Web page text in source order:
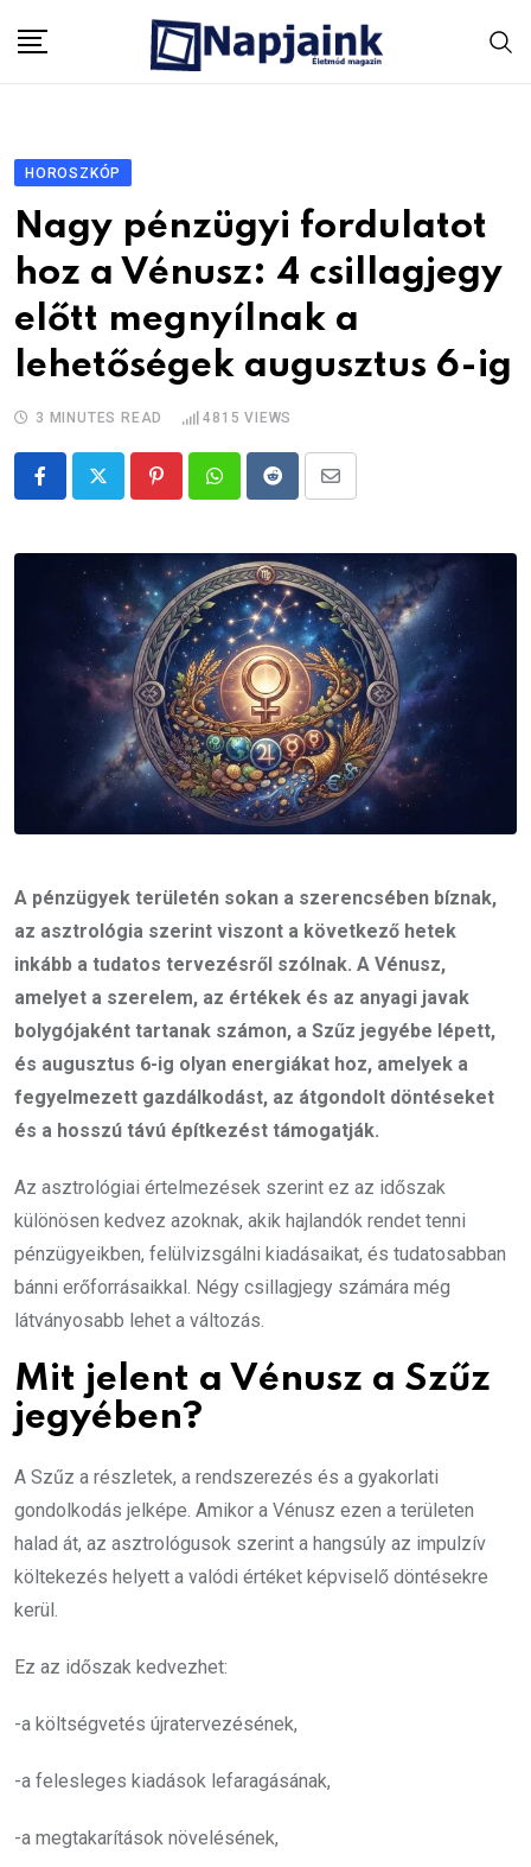
HOROSZKÓP
Nagy pénzügyi fordulatot
hoz a Vénusz: 4 csillagjegy
előtt megnyílnak a
lehetőségek augusztus 6-ig
3 MINUTES READ 4815 VIEWS
PinterestWhatsappRedditShare
Email
A pénzügyek területén sokan a szerencsében bíznak,
az asztrológia szerint viszont a következő hetek
inkább a tudatos tervezésről szólnak. A Vénusz,
amelyet a szerelem, az értékek és az anyagi javak
bolygójaként tartanak számon, a Szűz jegyébe lépett,
és augusztus 6-ig olyan energiákat hoz, amelyek a
fegyelmezett gazdálkodást, az átgondolt döntéseket
és a hosszú távú építkezést támogatják.
Az asztrológiai értelmezések szerint ez az időszak
különösen kedvez azoknak, akik hajlandók rendet tenni
pénzügyeikben, felülvizsgálni kiadásaikat, és tudatosabban
bánni erőforrásaikkal. Négy csillagjegy számára még
látványosabb lehet a változás.
Mit jelent a Vénusz a Szűz
jegyében?
A Szűz a részletek, a rendszerezés és a gyakorlati
gondolkodás jelképe. Amikor a Vénusz ezen a területen
halad át, az asztrológusok szerint a hangsúly az impulzív
költekezés helyett a valódi értéket képviselő döntésekre
kerül.
Ez az időszak kedvezhet:
-a költségvetés újratervezésének,
-a felesleges kiadások lefaragásának,
-a megtakarítások növelésének,